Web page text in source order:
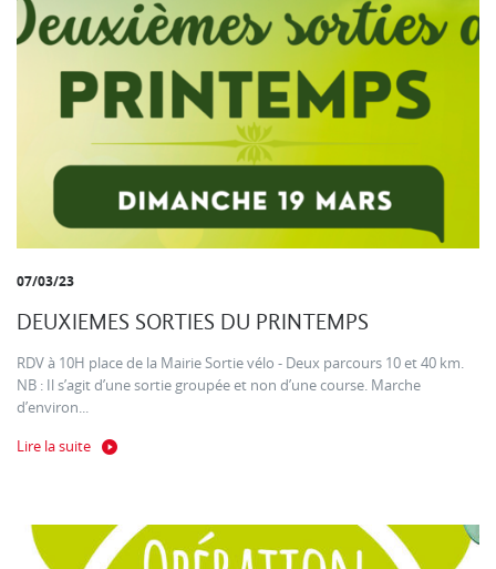
07/03/23
DEUXIEMES SORTIES DU PRINTEMPS
RDV à 10H place de la Mairie Sortie vélo - Deux parcours 10 et 40 km.
NB : Il s’agit d’une sortie groupée et non d’une course. Marche
d’environ...
Lire la suite